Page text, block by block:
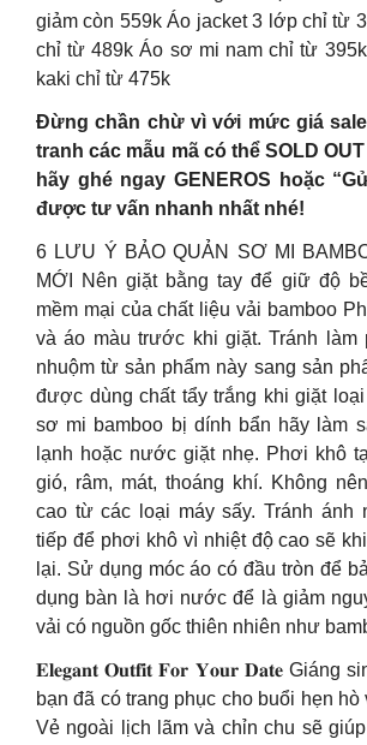
giảm còn 559k Áo jacket 3 lớp chỉ từ
chỉ từ 489k Áo sơ mi nam chỉ từ
kaki chỉ từ 475k
Đừng chần chừ vì với mức giá
tranh các mẫu mã có thể SOLD
hãy ghé ngay GENEROS hoặc
được tư vấn nhanh nhất nhé!
6 LƯU Ý BẢO QUẢN SƠ MI
MỚI Nên giặt bằng tay để giữ độ
mềm mại của chất liệu vải bamboo
và áo màu trước khi giặt. Tránh làm
nhuộm từ sản phẩm này sang sản
được dùng chất tẩy trắng khi giặt
sơ mi bamboo bị dính bẩn hãy làm
lạnh hoặc nước giặt nhẹ. Phơi khô
gió, râm, mát, thoáng khí. Không
cao từ các loại máy sấy. Tránh ánh
tiếp để phơi khô vì nhiệt độ cao sẽ
lại. Sử dụng móc áo có đầu tròn để
dụng bàn là hơi nước để là giảm
vải có nguồn gốc thiên nhiên như
𝐄𝐥𝐞𝐠𝐚𝐧𝐭 𝐎𝐮𝐭𝐟𝐢𝐭 𝐅𝐨𝐫 𝐘𝐨𝐮𝐫 𝐃𝐚𝐭𝐞 Giáng
bạn đã có trang phục cho buổi hẹn
Vẻ ngoài lịch lãm và chỉn chu sẽ